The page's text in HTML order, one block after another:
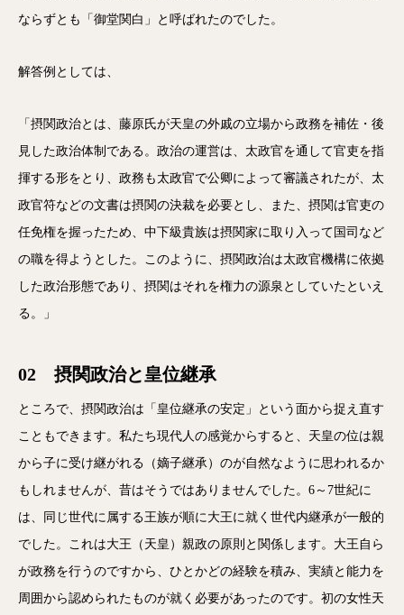
ならずとも「御堂関白」と呼ばれたのでした。
解答例としては、
「摂関政治とは、藤原氏が天皇の外戚の立場から政務を補佐・後
見した政治体制である。政治の運営は、太政官を通して官吏を指
揮する形をとり、政務も太政官で公卿によって審議されたが、太
政官符などの文書は摂関の決裁を必要とし、また、摂関は官吏の
任免権を握ったため、中下級貴族は摂関家に取り入って国司など
の職を得ようとした。このように、摂関政治は太政官機構に依拠
した政治形態であり、摂関はそれを権力の源泉としていたといえ
る。」
02 摂関政治と皇位継承
ところで、摂関政治は「皇位継承の安定」という面から捉え直す
こともできます。私たち現代人の感覚からすると、天皇の位は親
から子に受け継がれる（嫡子継承）のが自然なように思われるか
もしれませんが、昔はそうではありませんでした。6～7世紀に
は、同じ世代に属する王族が順に大王に就く世代内継承が一般的
でした。これは大王（天皇）親政の原則と関係します。大王自ら
が政務を行うのですから、ひとかどの経験を積み、実績と能力を
周囲から認められたものが就く必要があったのです。初の女性天